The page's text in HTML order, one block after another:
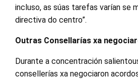
incluso, as súas tarefas varían se
directiva do centro”.
Outras Consellarías xa
Durante a concentración
consellerías xa negociaron